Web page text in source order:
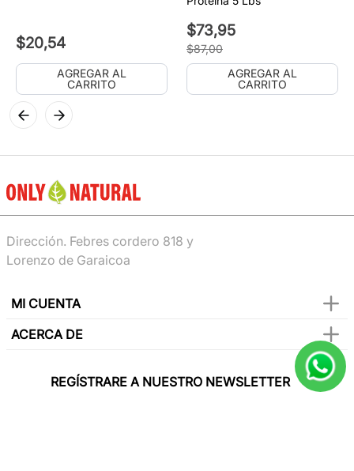
$20,54
AGREGAR AL
CARRITO
$73,95
$87,00
AGREGAR AL
CARRITO
Dirección. Febres cordero 818 y
Lorenzo de Garaicoa
MI CUENTA
ACERCA DE
REGÍSTRARE A NUESTRO NEWSLETTER